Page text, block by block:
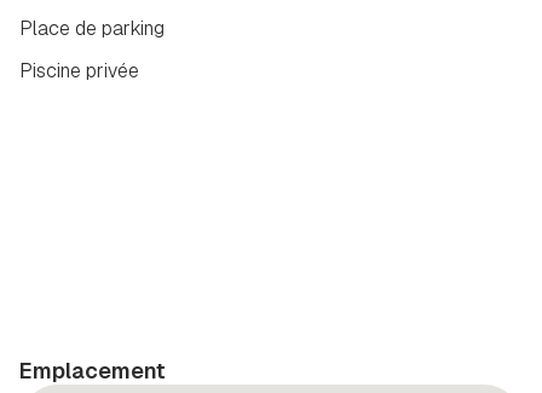
Place de parking
Piscine privée
Emplacement